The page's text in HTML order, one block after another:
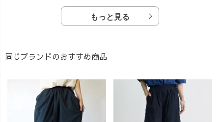
もっと見る
同じブランドのおすすめ商品